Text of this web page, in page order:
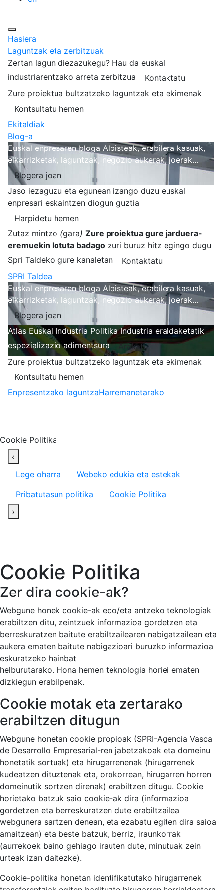
Hasiera
Laguntzak eta zerbitzuak
Zertan lagun diezazukegu? Hau da euskal
industriarentzako arreta zerbitzua
Kontaktatu
Zure proiektua bultzatzeko laguntzak eta ekimenak
Kontsultatu hemen
Ekitaldiak
Blog-a
Euskal enpresaren bloga Albisteak, erabilera kasuak,
elkarrizketak, laguntzak, negozio aukerak, joerak…
Blogera joan
Jaso iezaguzu eta egunean izango duzu euskal
enpresari eskaintzen diogun guztia
Harpidetu hemen
Zutaz mintzo (gara) Zure proiektua gure jarduera-
eremuekin lotuta badago zuri buruz hitz egingo dugu
Spri Taldeko gure kanaletan
Kontaktatu
SPRI Taldea
Euskal enpresaren bloga Albisteak, erabilera kasuak,
elkarrizketak, laguntzak, negozio aukerak, joerak…
Blogera joan
Atlas Euskal Industria Politika Industria eraldaketatik
espezializazio adimentsura
Arakatu
Zure proiektua bultzatzeko laguntzak eta ekimenak
Kontsultatu hemen
Enpresentzako laguntzaHarremanetarako
Cookie Politika
‹
Lege oharra
Webeko edukia eta estekak
Pribatutasun politika
Cookie Politika
›
Cookie Politika
Zer dira cookie-ak?
Webgune honek cookie-ak edo/eta antzeko teknologiak
erabiltzen ditu, zeintzuek informazioa gordetzen eta
berreskuratzen baitute erabiltzailearen nabigatzailean eta
aukera ematen baitute nabigazioari buruzko informazioa
eskuratzeko hainbat
helburutarako. Hona hemen teknologia horiei ematen
dizkiegun erabilpenak.
Cookie motak eta zertarako
erabiltzen ditugun
Webgune honetan cookie propioak (SPRI-Agencia Vasca
de Desarrollo Empresarial-ren jabetzakoak eta domeinu
honetatik sortuak) eta hirugarrenenak (hirugarrenek
kudeatzen dituztenak eta, orokorrean, hirugarren horren
domeinutik sortzen direnak) erabiltzen ditugu. Cookie
horietako batzuk saio cookie-ak dira (informazioa
gordetzen eta berreskuratzen dute erabiltzailea
webgunera sartzen denean, eta ezabatu egiten dira saioa
amaitzean) eta beste batzuk, berriz, iraunkorrak
(aurrekoek baino gehiago irauten dute, minutuak zein
urteak izan daitezke).
Cookie-politika honetan identifikatutako hirugarrenek